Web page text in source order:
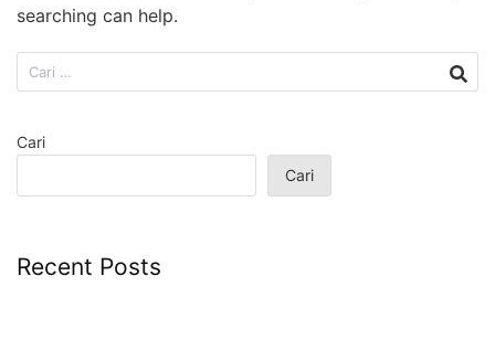
searching can help.
Cari
untuk:
Cari
Cari
Recent Posts